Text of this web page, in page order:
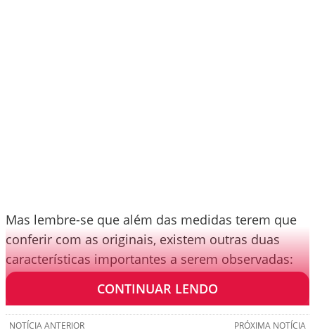
Mas lembre-se que além das medidas terem que
conferir com as originais, existem outras duas
características importantes a serem observadas:
as capacidades dos pneus de peso e de velocidade
CONTINUAR LENDO
PRÓXIMA NOTÍCIA
NOTÍCIA ANTERIOR